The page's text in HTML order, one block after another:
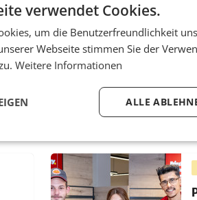
Post
verwendet Cookies.
um die Benutzerfreundlichkeit
Webseite stimmen Sie der
Weitere Informationen
ALLE